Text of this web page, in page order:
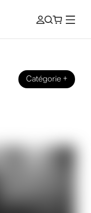
Catégorie+